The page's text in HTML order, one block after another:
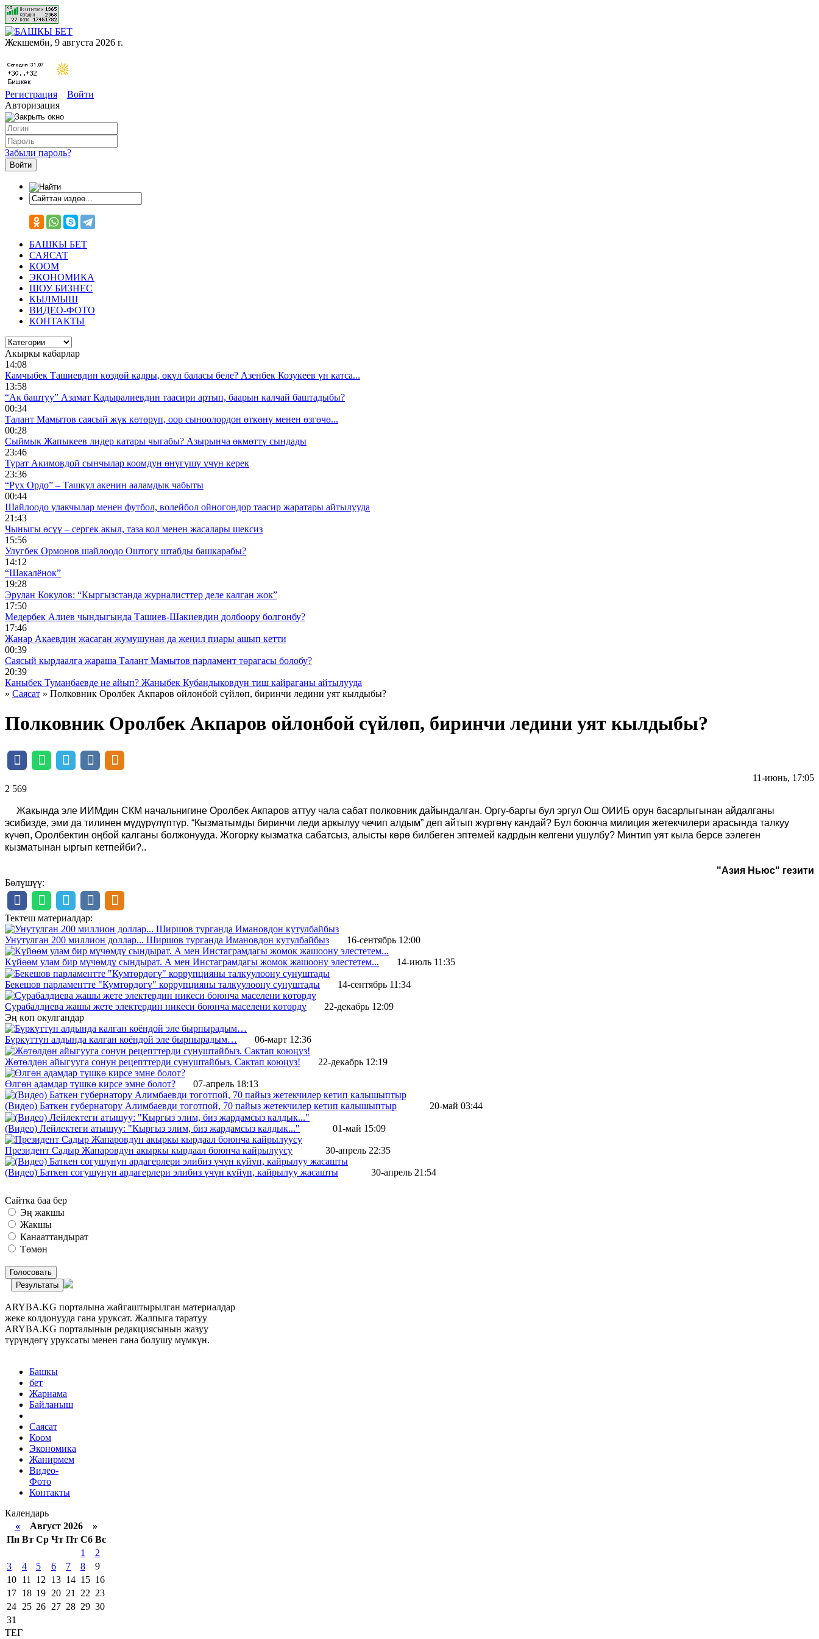
Жекшемби, 9 августа 2026 г.
Регистрация
Войти
Авторизация
Забыли пароль?
БАШКЫ БЕТ
САЯСАТ
КООМ
ЭКОНОМИКА
ШОУ БИЗНЕС
КЫЛМЫШ
ВИДЕО-ФОТО
КОНТАКТЫ
Акыркы кабарлар
14:08
Камчыбек Ташиевдин көздөй кадры, өкүл баласы беле? Азенбек Козукеев үн катса...
13:58
“Ак баштуу” Азамат Кадыралиевдин таасири артып, баарын калчай баштадыбы?
00:34
Талант Мамытов саясый жүк көтөрүп, оор сыноолордон өткөнү менен өзгөчө...
00:28
Сыймык Жапыкеев лидер катары чыгабы? Азырынча өкмөттү сындады
23:46
Турат Акимовдой сынчылар коомдун өнүгүшү үчүн керек
23:36
“Рух Ордо” – Ташкул акенин ааламдык чабыты
00:44
Шайлоодо улакчылар менен футбол, волейбол ойногондор таасир жаратары айтылууда
21:43
Чыныгы өсүү – сергек акыл, таза кол менен жасалары шексиз
15:56
Улугбек Ормонов шайлоодо Оштогу штабды башкарабы?
14:12
“Шакалёнок”
19:28
Эрулан Кокулов: “Кыргызстанда журналисттер деле калган жок”
17:50
Медербек Алиев чындыгында Ташиев-Шакиевдин долбоору болгонбу?
17:46
Жанар Акаевдин жасаган жумушунан да жеңил пиары ашып кетти
00:39
Саясый кырдаалга жараша Талант Мамытов парламент төрагасы болобу?
20:39
Каныбек Туманбаевде не айып? Жаныбек Кубандыковдун тиш кайраганы айтылууда
» Саясат » Полковник Оролбек Акпаров ойлонбой сүйлөп, биринчи ледини уят кылдыбы?
Полковник Оролбек Акпаров ойлонбой сүйлөп, биринчи ледини уят кылдыбы?
11-июнь, 17:05
2 569 ᠌ ᠌ ᠌ ᠌᠌ ᠌ ᠌᠌
Жакында эле ИИМдин СКМ начальнигине Оролбек Акпаров аттуу чала сабат полковник дайындалган. Оргу-баргы бул эргул Ош ОИИБ орун басарлыгынан айдалганы
эсибизде, эми да тилинен мүдүрүлүптүр. “Кызматымды биринчи леди аркылуу чечип алдым” деп айтып жүргөнү кандай? Бул боюнча милиция жетекчилери арасында талкуу
күчөп, Оролбектин оңбой калганы болжонууда. Жогорку кызматка сабатсыз, алысты көрө билбеген эптемей кадрдын келгени ушулбу? Минтип уят кыла берсе ээлеген
кызматынан ыргып кетпейби?..
"Азия Ньюс" гезити
Бөлүшүү:
Тектеш материалдар:
Унутулган 200 миллион доллар... Ширшов турганда Имановдон кутулбайбыз 16-сентябрь 12:00
Күйөөм улам бир мүчөмдү сындырат. А мен Инстаграмдагы жомок жашоону элестетем... 14-июль 11:35
Бекешов парламентте "Кумтөрдөгү" коррупцияны талкуулоону сунуштады 14-сентябрь 11:34
Сурабалдиева жашы жете электердин никеси боюнча маселени көтөрдү
22-декабрь 12:09
Эң көп окулгандар
Бүркүттүн алдында калган коёндой эле бырпырадым… 06-март 12:36
Жөтөлдөн айыгууга сонун рецепттерди сунуштайбыз. Сактап коюңуз! 22-декабрь 12:19
Өлгөн адамдар түшкө кирсе эмне болот? 07-апрель 18:13
(Видео) Баткен губернатору Алимбаевди тоготпой, 70 пайыз жетекчилер кетип калышыптыр 20-май 03:44
(Видео) Лейлектеги атышуу: "Кыргыз элим, биз жардамсыз калдык..." 01-май 15:09
Президент Садыр Жапаровдун акыркы кырдаал боюнча кайрылуусу 30-апрель 22:35
(Видео) Баткен согушунун ардагерлери элибиз үчүн күйүп, кайрылуу жасашты 30-апрель 21:54
Сайтка баа бер
Эң жакшы
Жакшы
Канааттандырат
Төмөн
Голосовать
Результаты
ARYBA.KG порталына жайгаштырылган материалдар
жеке колдонууда гана уруксат. Жалпыга таратуу
ARYBA.KG порталынын редакциясынын жазуу
түрүндөгү уруксаты менен гана болушу мүмкүн.
Башкы
бет
Жарнама
Байланыш
Саясат
Коом
Экономика
Жанирмем
Видео-
Фото
Контакты
Календарь
« Август 2026 »
Пн Вт Ср Чт Пт Сб Вс
1
2
3
4 5 6 7 8
9
10 11 12 13 14 15 16
17 18 19 20 21 22 23
24 25 26 27 28 29 30
31
ТЕГ